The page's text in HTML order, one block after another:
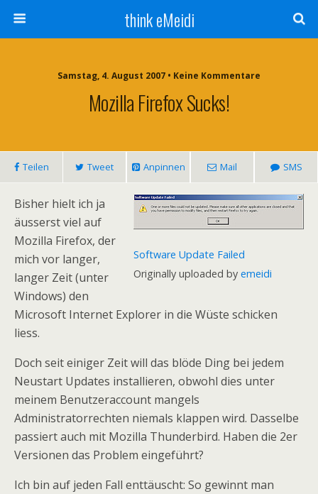
think eMeidi
Samstag, 4. August 2007 • Keine Kommentare
Mozilla Firefox Sucks!
Teilen Tweet Anpinnen Mail SMS
Software Update Failed
Originally uploaded by emeidi
Bisher hielt ich ja
äusserst viel auf
Mozilla Firefox, der
mich vor langer,
langer Zeit (unter
Windows) den
Microsoft Internet Explorer in die Wüste schicken
liess.
Doch seit einiger Zeit will das blöde Ding bei jedem
Neustart Updates installieren, obwohl dies unter
meinem Benutzeraccount mangels
Administratorrechten niemals klappen wird. Dasselbe
passiert auch mit Mozilla Thunderbird. Haben die 2er
Versionen das Problem eingeführt?
Ich bin auf jeden Fall enttäuscht: So gewinnt man